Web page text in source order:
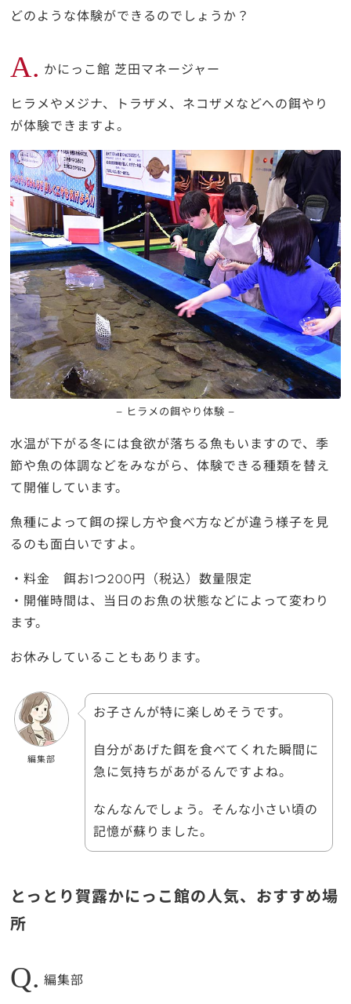
どのような体験ができるのでしょうか？
A. かにっこ館 芝田マネージャー
ヒラメやメジナ、トラザメ、ネコザメなどへの餌やり
が体験できますよ。
– ヒラメの餌やり体験 –
水温が下がる冬には食欲が落ちる魚もいますので、季
節や魚の体調などをみながら、体験できる種類を替え
て開催しています。
魚種によって餌の探し方や食べ方などが違う様子を見
るのも面白いですよ。
・料金 餌お1つ200円（税込）数量限定
・開催時間は、当日のお魚の状態などによって変わり
ます。
お休みしていることもあります。
編集部
お子さんが特に楽しめそうです。
自分があげた餌を食べてくれた瞬間に
急に気持ちがあがるんですよね。
なんなんでしょう。そんな小さい頃の
記憶が蘇りました。
とっとり賀露かにっこ館の人気、おすすめ場
所
Q. 編集部